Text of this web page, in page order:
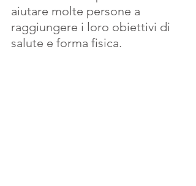
aiutare molte persone a
raggiungere i loro obiettivi di
salute e forma fisica.